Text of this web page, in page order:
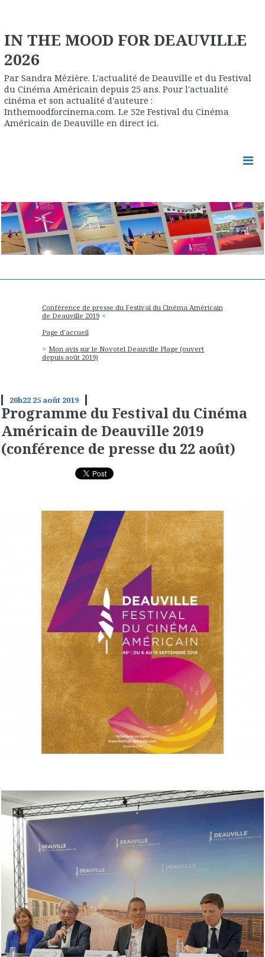
IN THE MOOD FOR DEAUVILLE
2026
Par Sandra Mézière. L'actualité de Deauville et du Festival
du Cinéma Américain depuis 25 ans. Pour l'actualité
cinéma et son actualité d'auteure :
Inthemoodforcinema.com. Le 52e Festival du Cinéma
Américain de Deauville en direct ici.
Conférence de presse du Festival du Cinéma Américain
de Deauville 2019
Page d'accueil
Mon avis sur le Novotel Deauville Plage (ouvert
depuis août 2019)
20h22 25 août 2019
Programme du Festival du Cinéma
Américain de Deauville 2019
(conférence de presse du 22 août)